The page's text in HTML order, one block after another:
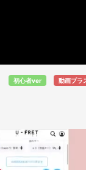
初心者ver 動画プラ